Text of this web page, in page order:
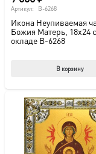
Артикул: B-6268
Икона Неупиваемая
Божия Матерь, 18х24
окладе B-6268
В корзину